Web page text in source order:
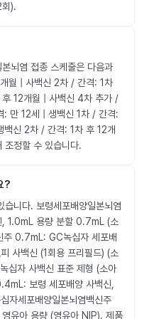
).
뇌염 접종 스케줄은 다음과
월 | 사백신 2차 / 간격: 1차
12개월 | 사백신 4차 추가 /
만 12세 | 생백신 1차 / 간격:
백신 2차 / 간격: 1차 후 12개
조정할 수 있습니다.
?
습니다. 보령세포배양일본뇌염
, 1.0mL 용량 분할 0.7mL (소
주 0.7mL: GC녹십자 세포배
사백신 (1회용 프리필드) (소
십자 사백신 표준 제형 (소아
보령 세포배양 사백신,
자세포배양일본뇌염백신주
유아 용량 (영유아 NIP). 제품